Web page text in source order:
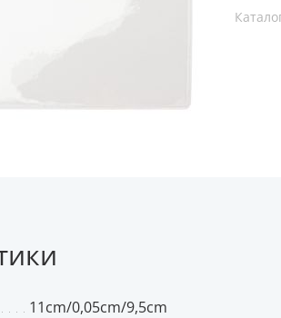
11cm/0,05cm/9,5cm